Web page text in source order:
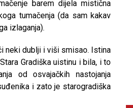
barem dijela mistična
tumačenja (da sam kakav
izlaganja).
neki dublji i viši smisao. Istina
Gradiška uistinu i bila, i to
od osvajačkih nastojanja
i zato je starogradiška